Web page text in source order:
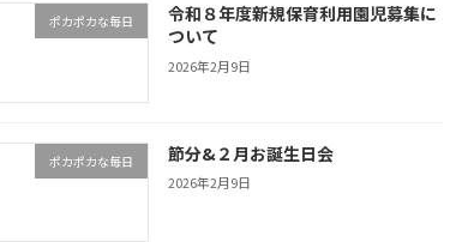
ポカポカな毎日
令和８年度新規保育利用園児募集に
ついて
2026年2月9日
ポカポカな毎日 節分&２月お誕生日会
2026年2月9日